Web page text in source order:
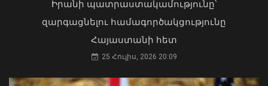
Իրանի պատրաստակամությունը՝
զարգացնելու համագործակցությունը
Հայաստանի հետ
25 Հուլիս, 2026 20:09